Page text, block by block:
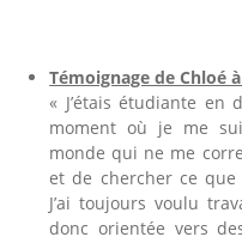
Témoignage de Chloé
« J’étais étudiante en
moment où je me
monde qui ne me
et de chercher ce
J’ai toujours voulu
donc orientée vers